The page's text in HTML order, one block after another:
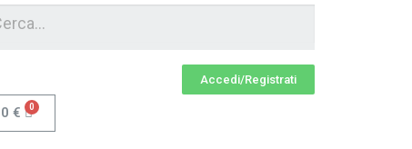
Accedi/Registrati
0 €